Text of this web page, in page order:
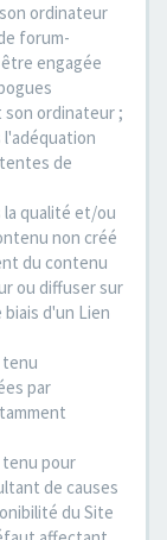
ordinateur
forum-
engagée
ordinateur ;
de
qualité et/ou
non créé
du contenu
ou diffuser sur
d'un Lien
par
pour
de causes
du Site